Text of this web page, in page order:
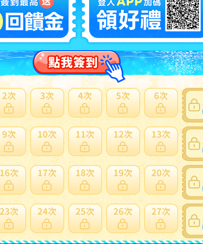
オートアート 1/18 トヨタ 2000GT カブリオレ (UPGRADED)
ホワイト No.78736 AUTOart TOYOTA CABRIOLET【20
更多此賣家商品
ミニチャンプス 1/18 ポルシェ 911 ターボS 2013 ホワイト wit
h シルバーホイール No.113062321 MINICHAMPS【20
更多此賣家商品
※箱説のみ FC ファミコン 暴れん坊天狗【PP
更多此賣家商品